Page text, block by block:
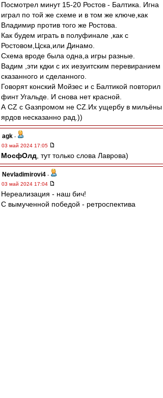
Посмотрел минут 15-20 Ростов - Балтика. Игна
играл по той же схеме и в том же ключе,как
Владимир против того же Ростова.
Как будем играть в полуфинале ,как с
Ростовом,Цска,или Динамо.
Схема вроде была одна,а игры разные.
Вадим ,эти кдки с их иезуитским перевиранием
сказанного и сделанного.
Говорят конский Мойзес и с Балтикой повторил
финт Угальде. И снова нет красной.
А CZ с Gазпромом не CZ.Их ущербу в мильёны
ярдов несказанно рад.))
agk -
03 май 2024 17:05
МосфОлд , тут только слова Лаврова)
Nevladimirovi4 -
03 май 2024 17:04
Нереализация - наш бич!
С вымученной победой - ретроспектива